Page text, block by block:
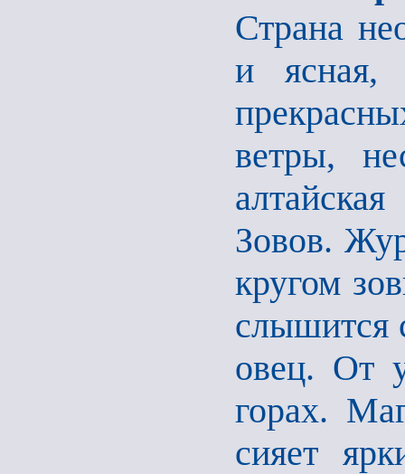
Страна
и ясная,
ветры,
Зовов.
кругом
слышится
овец. От
горах.
сияет